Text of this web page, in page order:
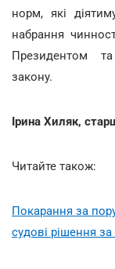
норм, які
набрання
Президентом та
закону.
Ірина Хиляк,
Читайте також:
Покарання за
судові рішення